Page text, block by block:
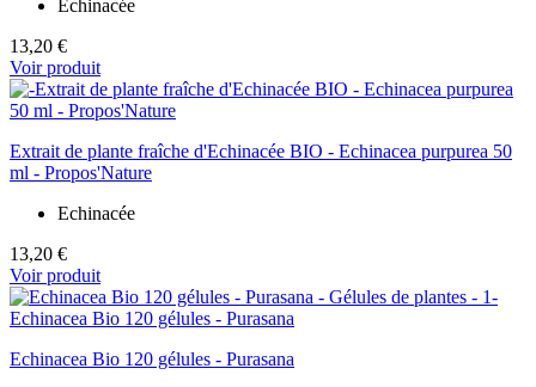
Echinacée
13,20 €
Voir produit
Extrait de plante fraîche d'Echinacée BIO - Echinacea purpurea 50
ml - Propos'Nature
Echinacée
13,20 €
Voir produit
Echinacea Bio 120 gélules - Purasana